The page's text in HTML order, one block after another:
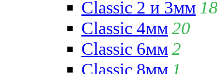
Classic 2 и 3мм
Classic 4мм20
Classic 6мм2
Classic 8мм 1